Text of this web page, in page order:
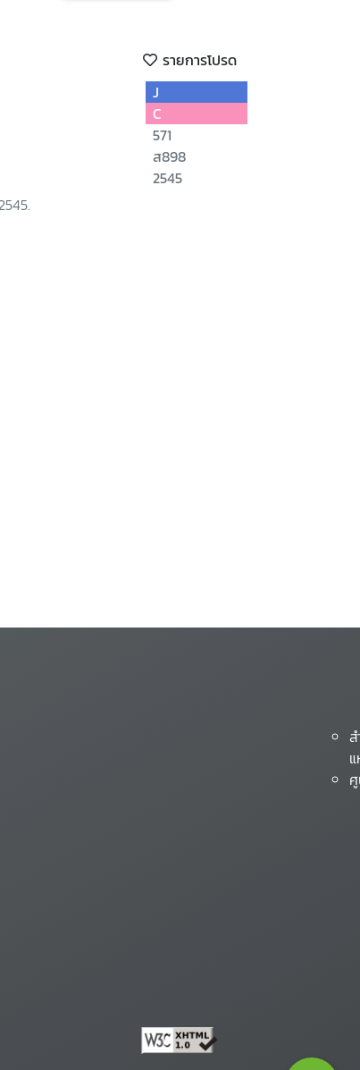
รายการโปรด
J
C
571
ส898
2545